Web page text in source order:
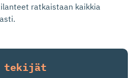
ratkaistaan kaikkia
tekijät